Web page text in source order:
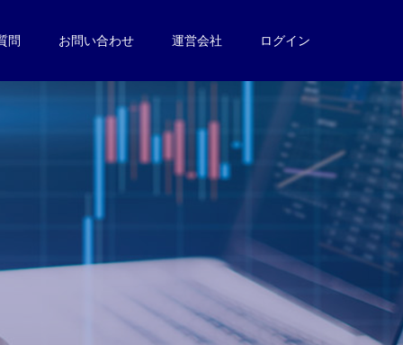
問 お問い合わせ 運営会社 ログイン